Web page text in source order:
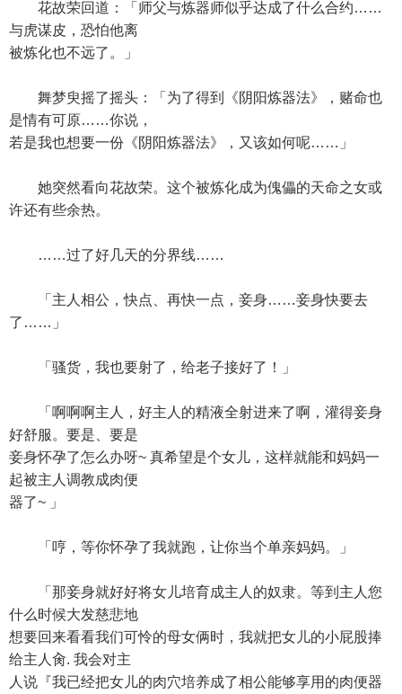
花故荣回道：「师父与炼器师似乎达成了什么合约……
与虎谋皮，恐怕他离
被炼化也不远了。」
舞梦臾摇了摇头：「为了得到《阴阳炼器法》，赌命也
是情有可原……你说，
若是我也想要一份《阴阳炼器法》，又该如何呢……」
她突然看向花故荣。这个被炼化成为傀儡的天命之女或
许还有些余热。
……过了好几天的分界线……
「主人相公，快点、再快一点，妾身……妾身快要去
了……」
「骚货，我也要射了，给老子接好了！」
「啊啊啊主人，好主人的精液全射进来了啊，灌得妾身
好舒服。要是、要是
妾身怀孕了怎么办呀~ 真希望是个女儿，这样就能和妈妈一
起被主人调教成肉便
器了~ 」
「哼，等你怀孕了我就跑，让你当个单亲妈妈。」
「那妾身就好好将女儿培育成主人的奴隶。等到主人您
什么时候大发慈悲地
想要回来看看我们可怜的母女俩时，我就把女儿的小屁股捧
给主人肏. 我会对主
人说『我已经把女儿的肉穴培养成了相公能够享用的肉便器